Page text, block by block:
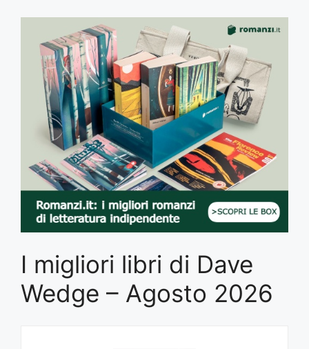
I migliori libri di Dave
Wedge – Agosto 2026